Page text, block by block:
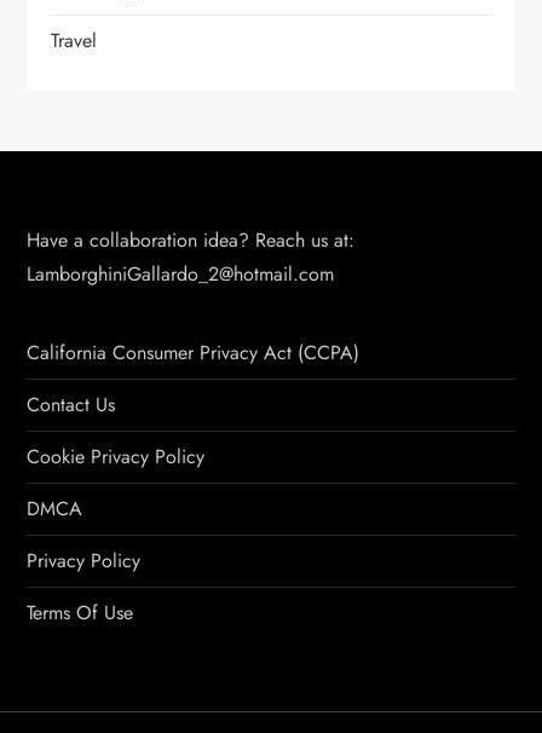
Travel
Have a collaboration idea? Reach us at:
LamborghiniGallardo_2@hotmail.com
California Consumer Privacy Act (CCPA)
Contact Us
Cookie Privacy Policy
DMCA
Privacy Policy
Terms Of Use